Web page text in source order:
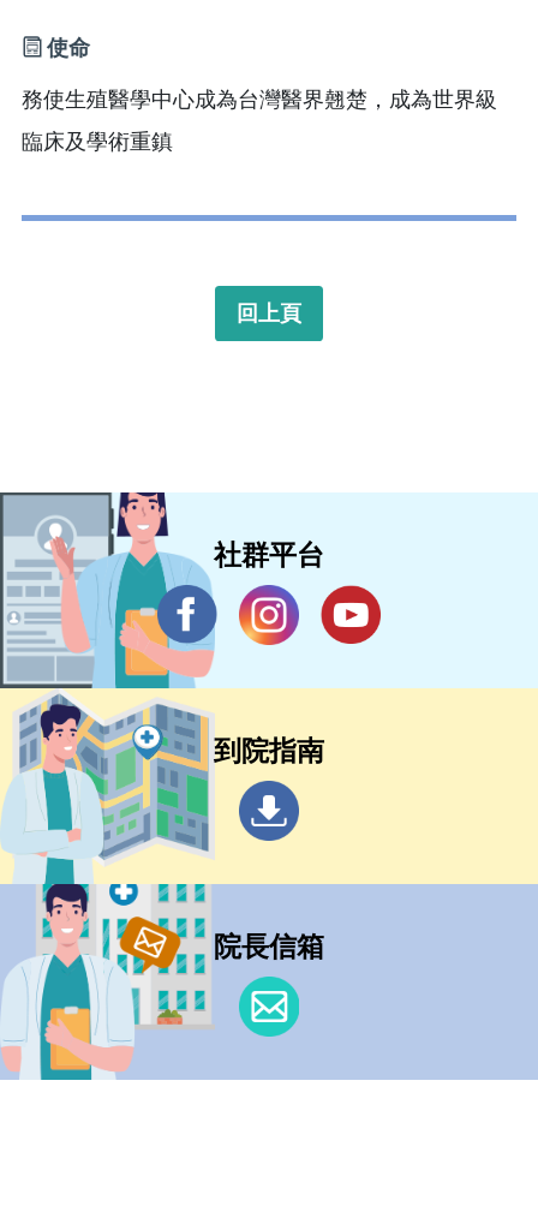
使命
務使生殖醫學中心成為台灣醫界翹楚，成為世界級
臨床及學術重鎮
回上頁
社群平台
到院指南
院長信箱